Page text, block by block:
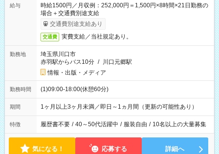
給与
時給1500円／月収例：252,000円＝1,500円×8時間×21日勤務の
場合＋交通費別途支給
交通費別途支給あり
交通費 実費支給／当社規定あり。
勤務地
埼玉県川口市
赤羽駅からバス10分 / 川口元郷駅
情報・出版・メディア
勤務時間 (1)09:00-18:00(休憩60分)
期間 1ヶ月以上3ヶ月未満／即日～1ヵ月間（更新の可能性あり）
特徴 履歴書不要 / 40～50代活躍中 / 服装自由 / 10名以上の大量募集
気になる！ 応募する 詳細へ